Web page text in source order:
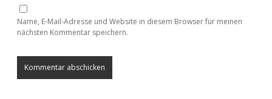
Name, E-Mail-Adresse und Website in diesem Browser für meinen
nächsten Kommentar speichern.